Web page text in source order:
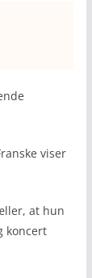
viser
at hun
koncert